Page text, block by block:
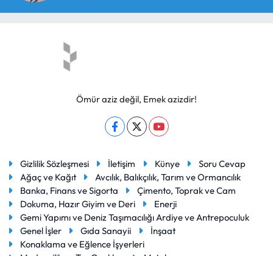
Ömür aziz değil, Emek azizdir!
Gizlilik Sözleşmesi İletişim Künye
Soru Cevap
Ağaç ve Kağıt
Avcılık, Balıkçılık, Tarım ve Ormancılık
Banka, Finans ve Sigorta
Çimento, Toprak ve Cam
Dokuma, Hazır Giyim ve Deri
Enerji
Gemi Yapımı ve Deniz Taşımacılığı Ardiye ve Antrepoculuk
Genel İşler
Gıda Sanayii
İnşaat
Konaklama ve Eğlence İşyerleri